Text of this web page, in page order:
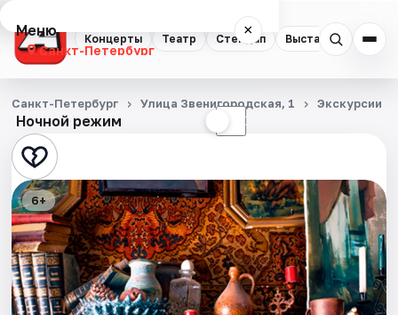
Концерты Театр Стендап Выставки
Меню ×
Санкт-Петербург
Концерты
Театр
Стендап
Выставки
Квесты
Экскурсии
Ночной режим ☾
Санкт-Петербург Улица Звенигородская, 1 Экскурсии
6+